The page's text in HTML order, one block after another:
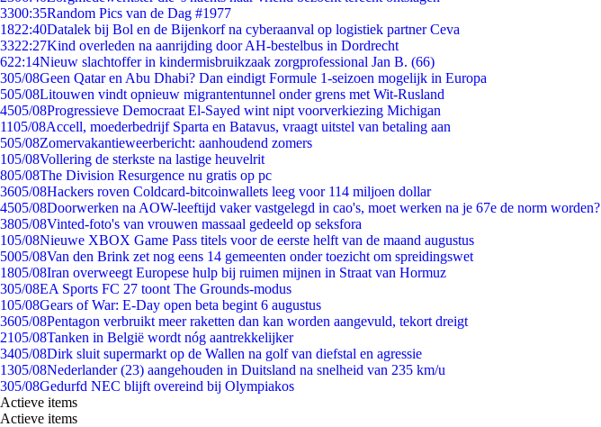
3300:35Random Pics van de Dag #1977
1822:40Datalek bij Bol en de Bijenkorf na cyberaanval op logistiek partner Ceva
3322:27Kind overleden na aanrijding door AH-bestelbus in Dordrecht
622:14Nieuw slachtoffer in kindermisbruikzaak zorgprofessional Jan B. (66)
305/08Geen Qatar en Abu Dhabi? Dan eindigt Formule 1-seizoen mogelijk in Europa
505/08Litouwen vindt opnieuw migrantentunnel onder grens met Wit-Rusland
4505/08Progressieve Democraat El-Sayed wint nipt voorverkiezing Michigan
1105/08Accell, moederbedrijf Sparta en Batavus, vraagt uitstel van betaling aan
505/08Zomervakantieweerbericht: aanhoudend zomers
105/08Vollering de sterkste na lastige heuvelrit
805/08The Division Resurgence nu gratis op pc
3605/08Hackers roven Coldcard-bitcoinwallets leeg voor 114 miljoen dollar
4505/08Doorwerken na AOW-leeftijd vaker vastgelegd in cao's, moet werken na je 67e de norm worden?
3805/08Vinted-foto's van vrouwen massaal gedeeld op seksfora
105/08Nieuwe XBOX Game Pass titels voor de eerste helft van de maand augustus
5005/08Van den Brink zet nog eens 14 gemeenten onder toezicht om spreidingswet
1805/08Iran overweegt Europese hulp bij ruimen mijnen in Straat van Hormuz
305/08EA Sports FC 27 toont The Grounds-modus
105/08Gears of War: E-Day open beta begint 6 augustus
3605/08Pentagon verbruikt meer raketten dan kan worden aangevuld, tekort dreigt
2105/08Tanken in België wordt nóg aantrekkelijker
3405/08Dirk sluit supermarkt op de Wallen na golf van diefstal en agressie
1305/08Nederlander (23) aangehouden in Duitsland na snelheid van 235 km/u
305/08Gedurfd NEC blijft overeind bij Olympiakos
Actieve items
Actieve items